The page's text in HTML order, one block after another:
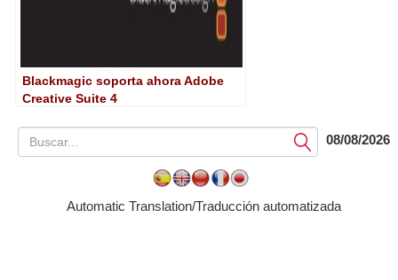
Blackmagic soporta ahora Adobe
Creative Suite 4
Submit08/08/2026
Automatic Translation/Traducción automatizada